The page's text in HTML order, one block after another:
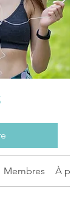
Membres À